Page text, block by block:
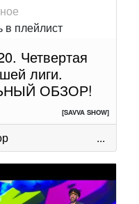
Четвертая
лиги.
ОБЗОР!
[SAVVA SHOW]
...